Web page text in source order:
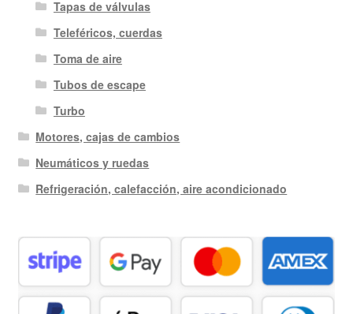
Tapas de válvulas
Teleféricos, cuerdas
Toma de aire
Tubos de escape
Turbo
Motores, cajas de cambios
Neumáticos y ruedas
Refrigeración, calefacción, aire acondicionado